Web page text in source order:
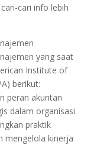
cari info lebih
yang saat
Institute of
berikut:
peran akuntan
dalam organisasi.
praktik
mengelola kinerja